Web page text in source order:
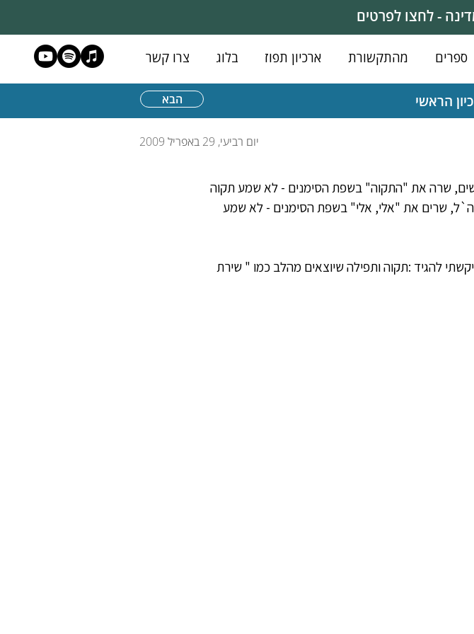
- לחצו לפרטים
ספרים מהתקשורת ארכיון תפוז בלוג צרו קשר
הבא הראשי
יום רביעי, 29 באפריל 2009
שרה את "התקוה" בשפת הסימנים - לא שמע תקוה
שרים את "אלי, אלי" בשפת הסימנים - לא שמע
להגיד :תקוה ותפילה שיוצאים מהלב כמו " שירת